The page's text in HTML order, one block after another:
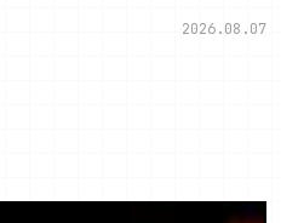
2026.08.07